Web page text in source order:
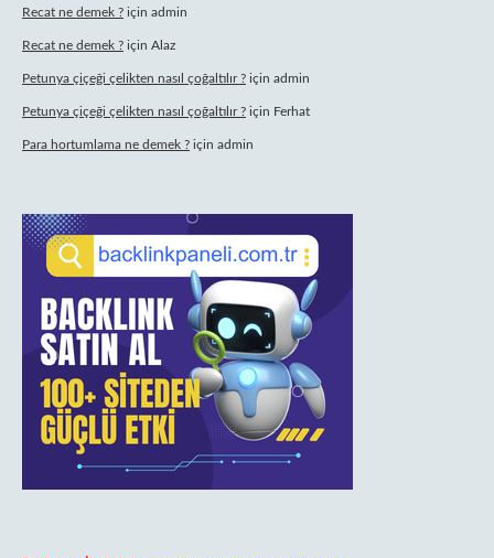
Recat ne demek ? için admin
Recat ne demek ? için Alaz
Petunya çiçeği çelikten nasıl çoğaltılır ? için admin
Petunya çiçeği çelikten nasıl çoğaltılır ? için Ferhat
Para hortumlama ne demek ? için admin